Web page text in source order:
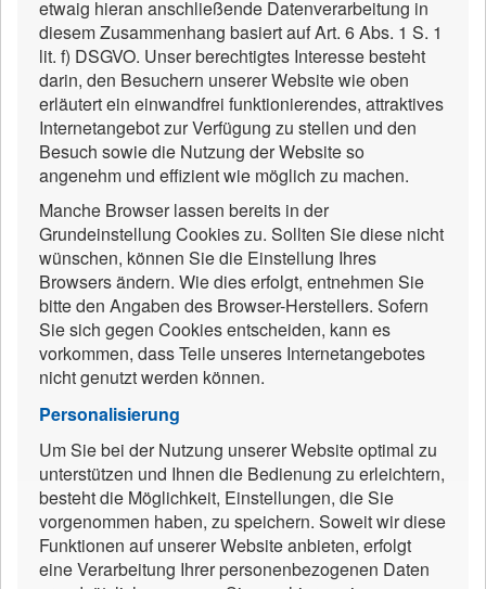
etwaig hieran anschließende Datenverarbeitung in
diesem Zusammenhang basiert auf Art. 6 Abs. 1 S. 1
lit. f) DSGVO. Unser berechtigtes Interesse besteht
darin, den Besuchern unserer Website wie oben
erläutert ein einwandfrei funktionierendes, attraktives
Internetangebot zur Verfügung zu stellen und den
Besuch sowie die Nutzung der Website so
angenehm und effizient wie möglich zu machen.
Manche Browser lassen bereits in der
Grundeinstellung Cookies zu. Sollten Sie diese nicht
wünschen, können Sie die Einstellung Ihres
Browsers ändern. Wie dies erfolgt, entnehmen Sie
bitte den Angaben des Browser-Herstellers. Sofern
Sie sich gegen Cookies entscheiden, kann es
vorkommen, dass Teile unseres Internetangebotes
nicht genutzt werden können.
Personalisierung
Um Sie bei der Nutzung unserer Website optimal zu
unterstützen und Ihnen die Bedienung zu erleichtern,
besteht die Möglichkeit, Einstellungen, die Sie
vorgenommen haben, zu speichern. Soweit wir diese
Funktionen auf unserer Website anbieten, erfolgt
eine Verarbeitung Ihrer personenbezogenen Daten